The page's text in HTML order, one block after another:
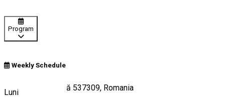
Program
Weekly Schedule
Luni
372 Valea Strâmbă 537309, Romania